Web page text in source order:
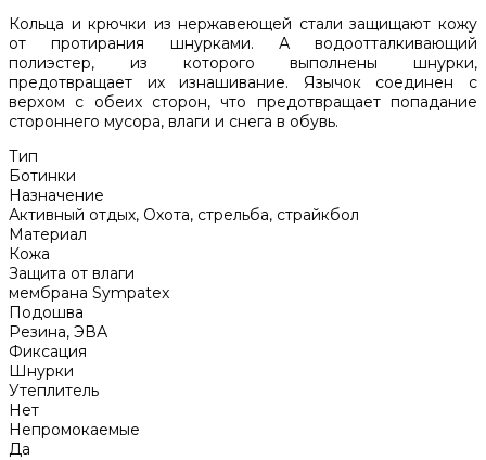
Кольца и крючки из нержавеющей стали защищают кожу
от протирания шнурками. А водоотталкивающий
полиэстер, из которого выполнены шнурки,
предотвращает их изнашивание. Язычок соединен с
верхом с обеих сторон, что предотвращает попадание
стороннего мусора, влаги и снега в обувь.
Тип
Ботинки
Назначение
Активный отдых, Охота, стрельба, страйкбол
Материал
Кожа
Защита от влаги
мембрана Sympatex
Подошва
Резина, ЭВА
Фиксация
Шнурки
Утеплитель
Нет
Непромокаемые
Да